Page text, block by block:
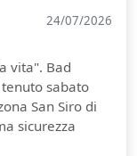
24/07/2026
vita". Bad
sabato
San Siro di
sicurezza